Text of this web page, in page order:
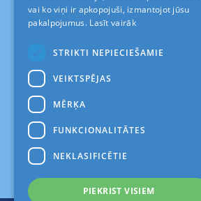
vai ko viņi ir apkopojuši, izmantojot jūsu
pakalpojumus. Lasīt vairāk
STRIKTI NEPIECIEŠAMIE
VEIKTSPĒJAS
MĒRĶA
FUNKCIONALITĀTES
NEKLASIFICĒTIE
PIEKRIST VISIEM